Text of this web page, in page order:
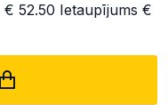
€ 52.50 Ietaupījums €